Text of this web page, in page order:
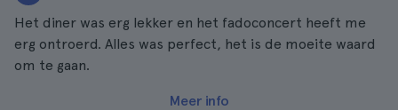
Het diner was erg lekker en het fadoconcert heeft me
erg ontroerd. Alles was perfect, het is de moeite waard
om te gaan.
Meer info